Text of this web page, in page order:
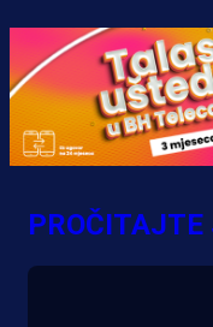
Promo vijesti
MrBit:
evropska
bonus
PROČITAJTE